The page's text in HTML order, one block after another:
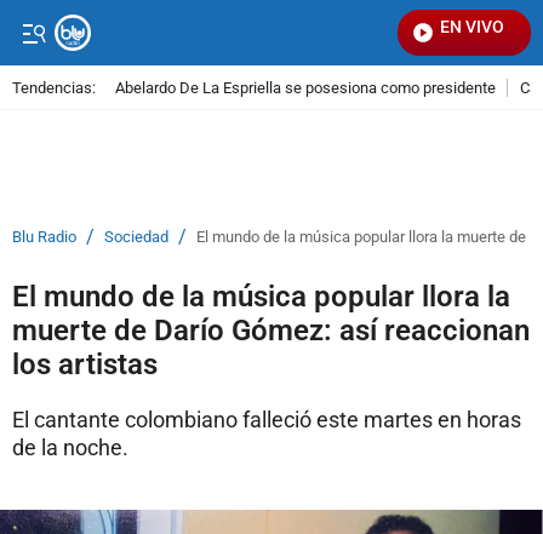
EN VIVO
Tendencias: Abelardo De La Espriella se posesiona como presidente
Blu Radio / Sociedad / El mundo de la música popular llora la muerte de
El mundo de la música popular llora la
muerte de Darío Gómez: así reaccionan
los artistas
El cantante colombiano falleció este martes en horas
de la noche.